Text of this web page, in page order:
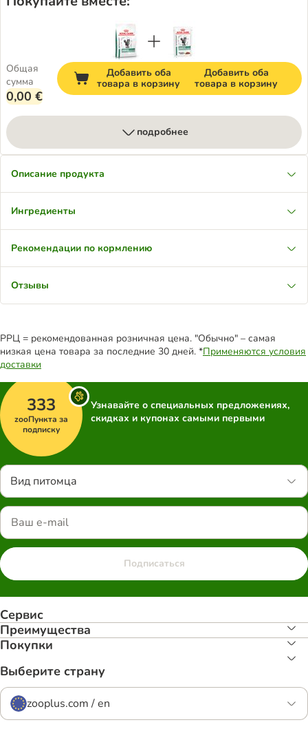
Общая
сумма
0,00 €
Добавить оба
товара в корзину
Добавить оба
товара в корзину
подробнее
Описание продукта
Ингредиенты
Рекомендации по кормлению
Отзывы
РРЦ = рекомендованная розничная цена. "Обычно" – самая
низкая цена товара за последние 30 дней. *Применяются условия
доставки
333
zooПункта за
подписку
Узнавайте о специальных предложениях,
скидках и купонах самыми первыми
Вид питомца
Подписаться
Сервис
Преимуществa
Покупки
Выберите страну
zooplus.com / en